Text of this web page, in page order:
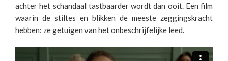
achter het schandaal tastbaarder wordt dan ooit. Een film
waarin de stiltes en blikken de meeste zeggingskracht
hebben: ze getuigen van het onbeschrijfelijke leed.